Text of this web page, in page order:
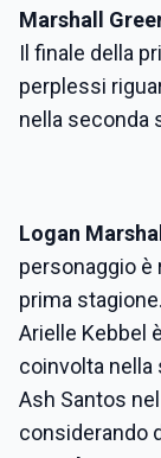
Marshall
Il finale della
perplessi
nella seconda
Logan
personaggio è
prima stagione.
Arielle Kebbel
coinvolta nella
Ash Santos
considerando